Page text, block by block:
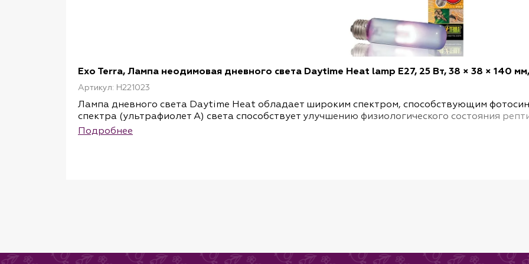
Exo Terra, Лампа неодимовая дневного света Daytime Heat lamp E27, 25 Вт, 38 × 38 × 140
Артикул: H221023
Лампа дневного света Daytime Heat обладает широким спектром, способствующим
спектра (ультрафиолет A) света способствует улучшению физиологического состояния
Дополнительное важное свойство этой лампы заключается в том, что эта лампа
террариуме.
Подробнее